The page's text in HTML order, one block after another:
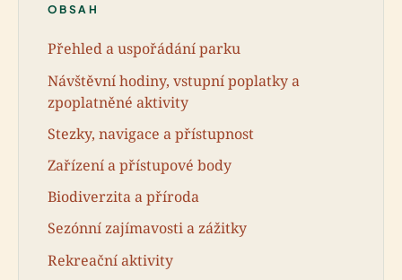
OBSAH
Přehled a uspořádání parku
Návštěvní hodiny, vstupní poplatky a
zpoplatněné aktivity
Stezky, navigace a přístupnost
Zařízení a přístupové body
Biodiverzita a příroda
Sezónní zajímavosti a zážitky
Rekreační aktivity